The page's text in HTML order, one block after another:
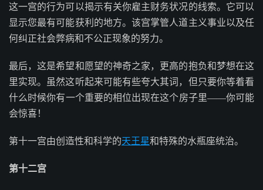
这一宫的行为可以揭示有关你雇主财务状况的线索。它可以
显示您最有可能获利的地方。该宫掌管人道主义事业以及任
何纠正社会弊病和不公正现象的努力。
最后，这是希望和愿望的神奇之家，更高的抱负和梦想在这
里实现。虽然这听起来可能有些夸大其词，但只要你等着看
什么时候你有一个重要的相位出现在这个房子里——你可能
会惊喜！
第十一宫由创造性和科学的天王星和特殊的水瓶座统治。
第十二宫